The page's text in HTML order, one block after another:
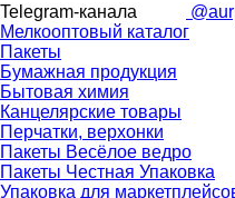
Telegram-канала
Мелкооптовый каталог
Пакеты
Бумажная продукция
Бытовая химия
Канцелярские товары
Перчатки, верхонки
Пакеты Весёлое ведро
Пакеты Честная Упаковка
Упаковка для